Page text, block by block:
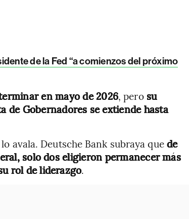
de la Fed “a comienzos del próximo
en mayo de 2026, perosu
de Gobernadores se extiende hasta
avala. Deutsche Bank subraya quede
solo dos eligieron permanecer más
rol de liderazgo.